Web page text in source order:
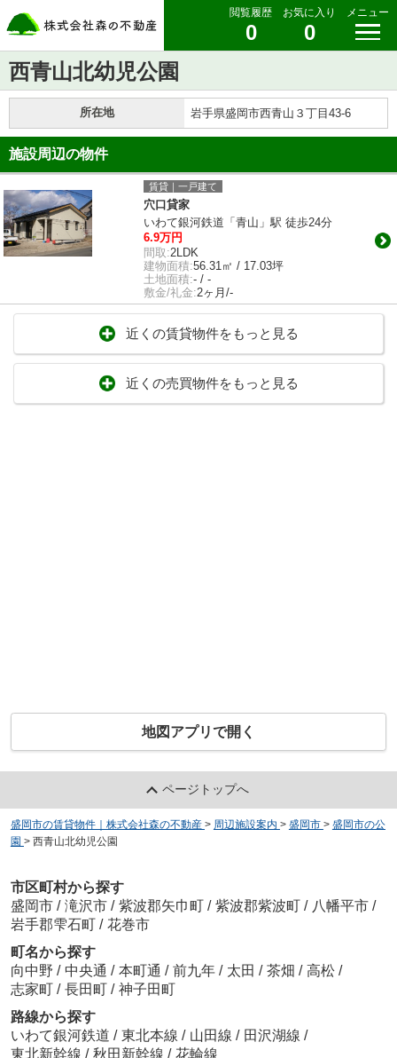
閲覧履歴
0
お気に入り
0
メニュー
西青山北幼児公園
所在地 岩手県盛岡市西青山３丁目43-6
施設周辺の物件
賃貸｜一戸建て
穴口貸家
いわて銀河鉄道「青山」駅 徒歩24分
6.9万円
間取:2LDK
建物面積:56.31㎡ / 17.03坪
土地面積:- / -
敷金/礼金:2ヶ月/-
近くの賃貸物件をもっと見る
近くの売買物件をもっと見る
地図アプリで開く
ページトップへ
盛岡市の賃貸物件｜株式会社森の不動産 > 周辺施設案内 > 盛岡市 > 盛岡市の公
園 > 西青山北幼児公園
市区町村から探す
盛岡市 / 滝沢市 / 紫波郡矢巾町 / 紫波郡紫波町 / 八幡平市 /
岩手郡雫石町 / 花巻市
町名から探す
向中野 / 中央通 / 本町通 / 前九年 / 太田 / 茶畑 / 高松 /
志家町 / 長田町 / 神子田町
路線から探す
いわて銀河鉄道 / 東北本線 / 山田線 / 田沢湖線 /
東北新幹線 / 秋田新幹線 / 花輪線